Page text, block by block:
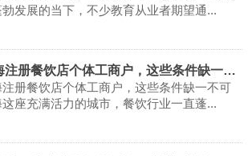
发展的当下，不少教育从业者期望通...
在上海注册餐饮店个体工商户，这些条件缺一不可​
册餐饮店个体工商户，这些条件缺一不可​
座充满活力的城市，餐饮行业一直蓬...